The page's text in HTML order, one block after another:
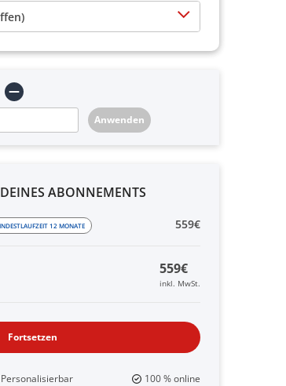
Anwenden
ABONNEMENTS
12 MONATE 559€
559€
inkl. MwSt.
Fortsetzen
Personalisierbar 100 % online